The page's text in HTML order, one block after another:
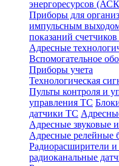
энергоресурсов
Приборы для
импульсным
показаний
Адресные
Вспомогательное
Приборы учета
Технологическая
Пульты контроля и
управления ТС
датчики ТС
Адресные звуковые
Адресные релейные
Радиорасширители
радиоканальные